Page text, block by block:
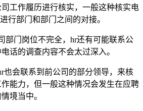
工作履历进行核实，一般这种核实电
行部门和部门之间的对接。
部门岗位不完全，hr还有可能联系公
话的调查内容不会太过深入。
也会联系到前公司的部分领导，来核
能力，但一般这种情况会发生在应聘
境当中。